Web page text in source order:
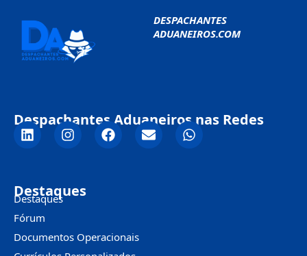
DESPACHANTES
ADUANEIROS.COM
Despachantes Aduaneiros nas Redes
Destaques
Destaques
Fórum
Documentos Operacionais